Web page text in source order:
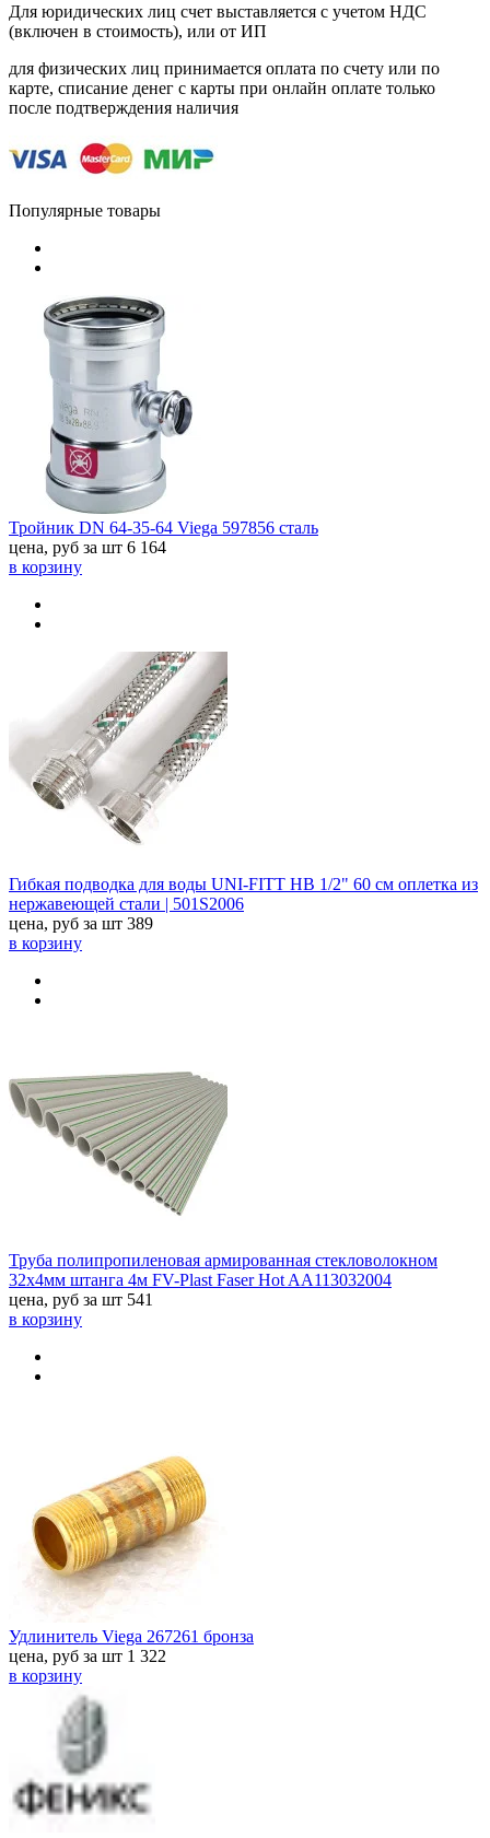
Для юридических лиц счет выставляется с учетом НДС
(включен в стоимость), или от ИП
для физических лиц принимается оплата по счету или по
карте, списание денег с карты при онлайн оплате только
после подтверждения наличия
Популярные товары
Тройник DN 64-35-64 Viega 597856 сталь
цена, руб за шт 6 164
в корзину
Гибкая подводка для воды UNI-FITT НВ 1/2" 60 см оплетка из
нержавеющей стали | 501S2006
цена, руб за шт 389
в корзину
Труба полипропиленовая армированная стекловолокном
32x4мм штанга 4м FV-Plast Faser Hot AA113032004
цена, руб за шт 541
в корзину
Удлинитель Viega 267261 бронза
цена, руб за шт 1 322
в корзину